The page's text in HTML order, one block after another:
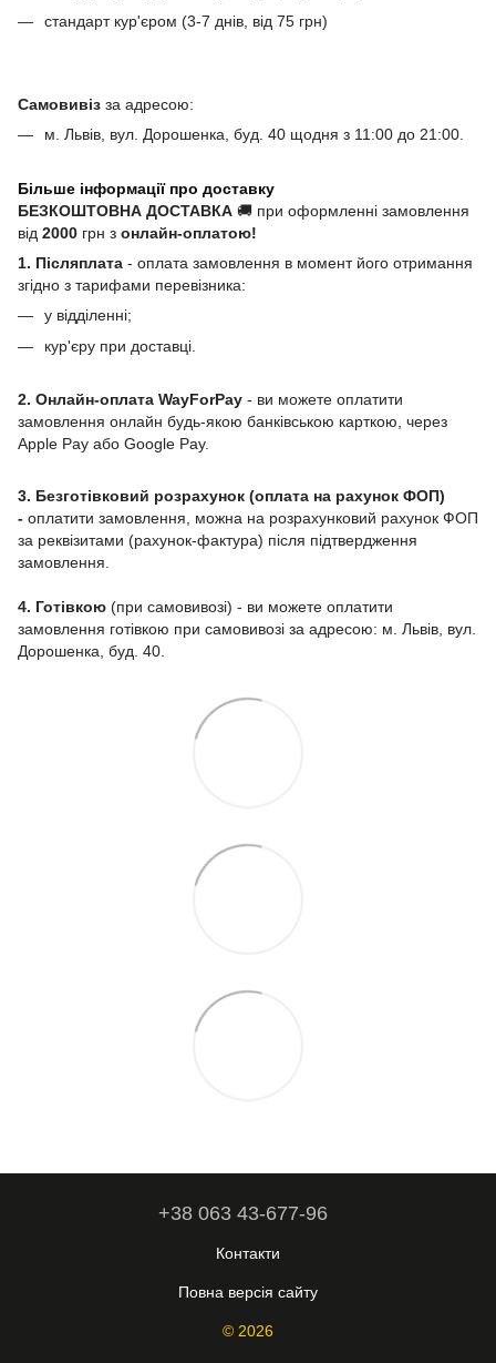
стандарт кур'єром (3-7 днів, від 75 грн)
Самовивіз за адресою:
м. Львів, вул. Дорошенка, буд. 40 щодня з 11:00 до 21:00.
Більше інформації про доставку
БЕЗКОШТОВНА ДОСТАВКА 🚚 при оформленні замовлення
від 2000 грн з онлайн-оплатою!
1. Післяплата - оплата замовлення в момент його отримання
згідно з тарифами перевізника:
у відділенні;
кур'єру при доставці.
2. Онлайн-оплата WayForPay - ви можете оплатити
замовлення онлайн будь-якою банківською карткою, через
Apple Pay або Google Pay.
3. Безготівковий розрахунок (оплата на рахунок ФОП)
- оплатити замовлення, можна на розрахунковий рахунок ФОП
за реквізитами (рахунок-фактура) після підтвердження
замовлення.
4. Готівкою (при самовивозі) - ви можете оплатити
замовлення готівкою при самовивозі за адресою: м. Львів, вул.
Дорошенка, буд. 40.
+38 063 43-677-96
Контакти
Повна версія сайту
© 2026